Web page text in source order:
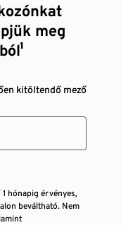
meg
kitöltendő mező
hónapig érvényes,
beváltható. Nem